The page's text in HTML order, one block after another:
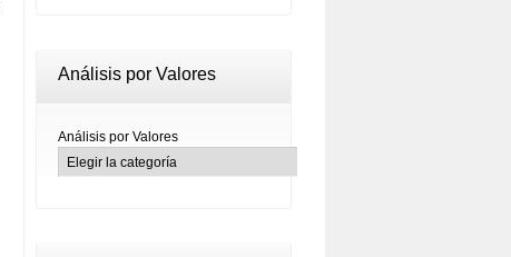
Análisis por Valores
Análisis por Valores